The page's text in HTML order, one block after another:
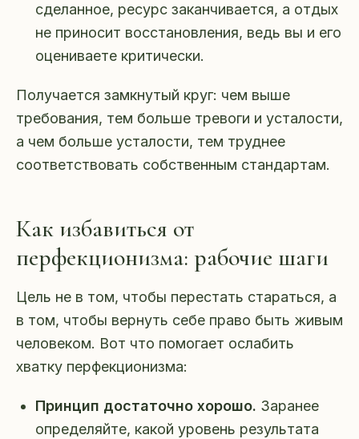
сделанное, ресурс заканчивается, а отдых
не приносит восстановления, ведь вы и его
оцениваете критически.
Получается замкнутый круг: чем выше
требования, тем больше тревоги и усталости,
а чем больше усталости, тем труднее
соответствовать собственным стандартам.
Как избавиться от
перфекционизма: рабочие шаги
Цель не в том, чтобы перестать стараться, а
в том, чтобы вернуть себе право быть живым
человеком. Вот что помогает ослабить
хватку перфекционизма:
Принцип достаточно хорошо. Заранее
определяйте, какой уровень результата